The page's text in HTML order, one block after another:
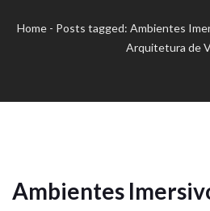
Home - Posts tagged: Ambientes
Arquitetura de
Ambientes